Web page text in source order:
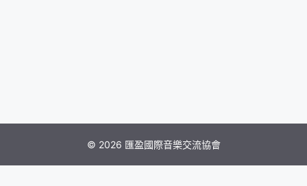
© 2026 匯盈國際音樂交流協會